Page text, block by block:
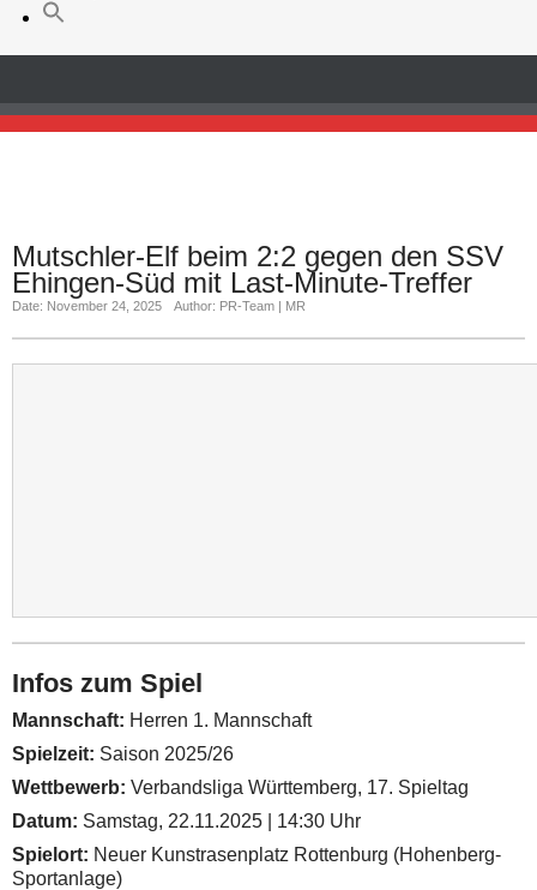
Mutschler-Elf beim 2:2 gegen den SSV
Ehingen-Süd mit Last-Minute-Treffer
Date: November 24, 2025 Author: PR-Team | MR
Infos zum Spiel
Mannschaft: Herren 1. Mannschaft
Spielzeit: Saison 2025/26
Wettbewerb: Verbandsliga Württemberg, 17. Spieltag
Datum: Samstag, 22.11.2025 | 14:30 Uhr
Spielort: Neuer Kunstrasenplatz Rottenburg (Hohenberg-
Sportanlage)